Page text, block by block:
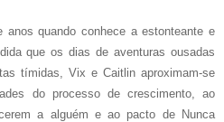
anos quando conhece a estonteante e
que os dias de aventuras ousadas
tímidas, Vix e Caitlin aproximam-se
do processo de crescimento, ao
a alguém e ao pacto de Nunca